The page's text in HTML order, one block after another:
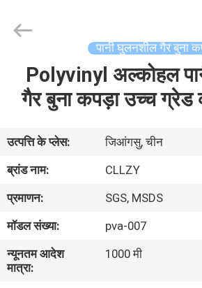
हमारे
बारे
कारखाने
Materials
Reserved.
पानी घुलनशील गैर बुना
Polyvinyl अल्कोहल
गैर बुना कपड़ा उच्च ग्रेड
उत्पत्ति के प्लेस:
जिआंगसु, चीन
ब्रांड नाम:
CLLZY
प्रमाणन:
SGS, MSDS
मॉडल संख्या:
pva-007
न्यूनतम आदेश
मात्रा:
1000 मी